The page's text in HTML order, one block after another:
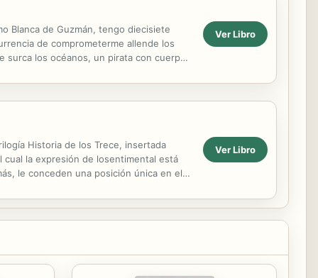
Blanca de Guzmán, tengo diecisiete
de comprometerme allende los
surca los océanos, un pirata con cuerpo
Ver Libro
Historia de los Trece, insertada
cual la expresión de losentimental está
le conceden una posición única en el
Ver Libro